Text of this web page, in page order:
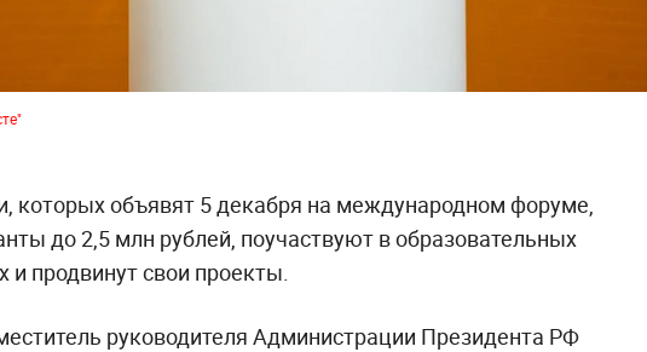
которых объявят 5 декабря на международном форуме,
до 2,5 млн рублей, поучаствуют в образовательных
и продвинут свои проекты.
руководителя Администрации Президента РФ